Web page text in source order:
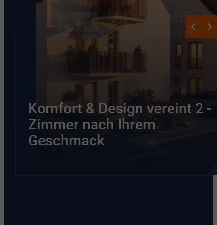
Komfort & Design vereint 2 -
Zimmer nach Ihrem
Geschmack